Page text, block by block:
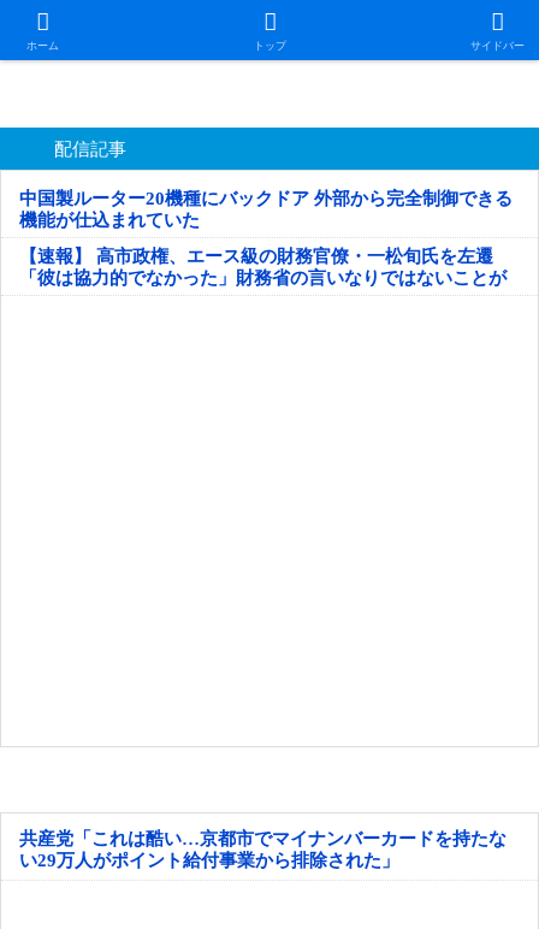
ホーム トップ サイドバー
日本第一！ニュース録
配信記事
中国製ルーター20機種にバックドア 外部から完全制御できる
機能が仕込まれていた
【速報】 高市政権、エース級の財務官僚・一松旬氏を左遷
「彼は協力的でなかった」財務省の言いなりではないことが
判明
共産党「これは酷い…京都市でマイナンバーカードを持たな
い29万人がポイント給付事業から排除された」